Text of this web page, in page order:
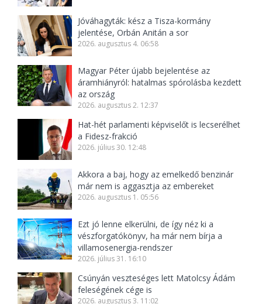
Jóváhagyták: kész a Tisza-kormány
jelentése, Orbán Anitán a sor
2026. augusztus 4. 06:58
Magyar Péter újabb bejelentése az
áramhiányról: hatalmas spórolásba kezdett
az ország
2026. augusztus 2. 12:37
Hat-hét parlamenti képviselőt is lecserélhet
a Fidesz-frakció
2026. július 30. 12:48
Akkora a baj, hogy az emelkedő benzinár
már nem is aggasztja az embereket
2026. augusztus 1. 05:56
Ezt jó lenne elkerülni, de így néz ki a
vészforgatókönyv, ha már nem bírja a
villamosenergia-rendszer
2026. július 31. 16:10
Csúnyán veszteséges lett Matolcsy Ádám
feleségének cége is
2026. augusztus 3. 11:02